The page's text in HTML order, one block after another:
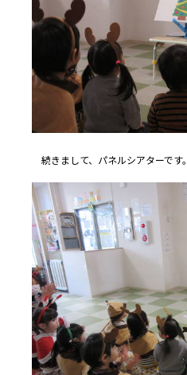
続きまして、パネルシアターです。